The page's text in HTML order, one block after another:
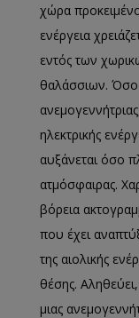
χώρα
ενέργεια
εντός των
θαλάσσιων. Όσο
ηλεκτρικής
αυξάνεται όσο
ατμόσφαιρας.
βόρεια
που έχει
της αιολικής
θέσης.
μιας